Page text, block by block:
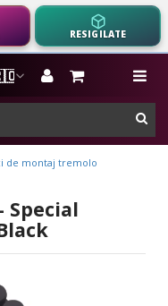
RESIGILATE
de montaj tremolo
Special